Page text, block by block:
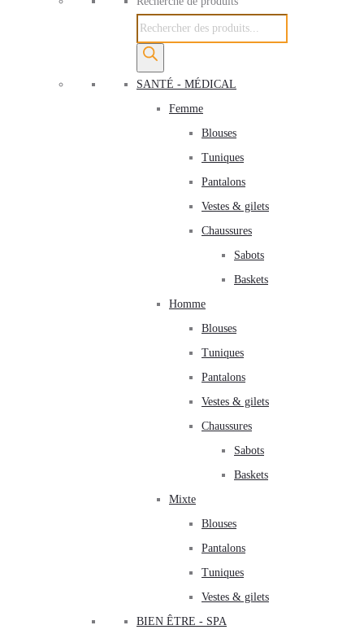
SANTÉ - MÉDICAL
Femme
Blouses
Tuniques
Pantalons
Vestes & gilets
Chaussures
Sabots
Baskets
Homme
Blouses
Tuniques
Pantalons
Vestes & gilets
Chaussures
Sabots
Baskets
Mixte
Blouses
Pantalons
Tuniques
Vestes & gilets
BIEN ÊTRE - SPA